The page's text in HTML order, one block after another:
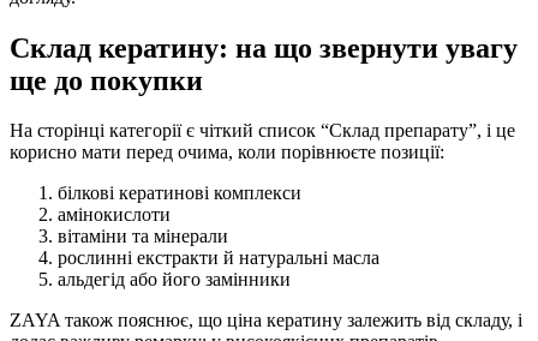
Склад кератину: на що звернути увагу
ще до покупки
На сторінці категорії є чіткий список “Склад препарату”, і це
корисно мати перед очима, коли порівнюєте позиції:
білкові кератинові комплекси
амінокислоти
вітаміни та мінерали
рослинні екстракти й натуральні масла
альдегід або його замінники
ZAYA також пояснює, що ціна кератину залежить від складу, і